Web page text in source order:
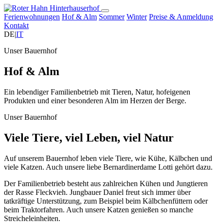
Hinterhauserhof
Ferienwohnungen Hof & Alm Sommer Winter Preise & Anmeldung
Kontakt
DE|IT
Unser Bauernhof
Hof & Alm
Ein lebendiger Familienbetrieb mit Tieren, Natur, hofeigenen
Produkten und einer besonderen Alm im Herzen der Berge.
Unser Bauernhof
Viele Tiere, viel Leben, viel Natur
Auf unserem Bauernhof leben viele Tiere, wie Kühe, Kälbchen und
viele Katzen. Auch unsere liebe Bernardinerdame Lotti gehört dazu.
Der Familienbetrieb besteht aus zahlreichen Kühen und Jungtieren
der Rasse Fleckvieh. Jungbauer Daniel freut sich immer über
tatkräftige Unterstützung, zum Beispiel beim Kälbchenfüttern oder
beim Traktorfahren. Auch unsere Katzen genießen so manche
Streicheleinheiten.